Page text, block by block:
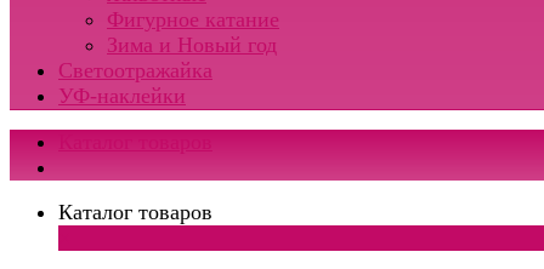
Фигурное катание
Зима и Новый год
Светоотражайка
УФ-наклейки
Каталог товаров